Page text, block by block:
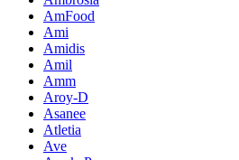
AmFood
Ami
Amidis
Amil
Amm
Aroy-D
Asanee
Atletia
Ave